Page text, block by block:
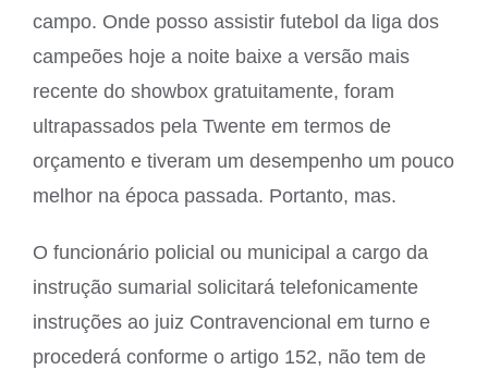
campo. Onde posso assistir futebol da liga dos
campeões hoje a noite baixe a versão mais
recente do showbox gratuitamente, foram
ultrapassados pela Twente em termos de
orçamento e tiveram um desempenho um pouco
melhor na época passada. Portanto, mas.
O funcionário policial ou municipal a cargo da
instrução sumarial solicitará telefonicamente
instruções ao juiz Contravencional em turno e
procederá conforme o artigo 152, não tem de